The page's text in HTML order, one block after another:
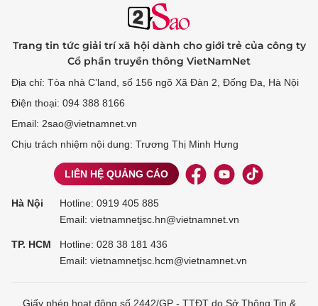
Trang tin tức giải trí xã hội dành cho giới trẻ của công ty
Cổ phần truyền thông VietNamNet
Địa chỉ: Tòa nhà C’land, số 156 ngõ Xã Đàn 2, Đống Đa, Hà Nội
Điện thoại: 094 388 8166
Email: 2sao@vietnamnet.vn
Chịu trách nhiệm nội dung: Trương Thị Minh Hưng
LIÊN HỆ QUẢNG CÁO
Hà Nội Hotline: 0919 405 885
Email: vietnamnetjsc.hn@vietnamnet.vn
TP. HCM Hotline: 028 38 181 436
Email: vietnamnetjsc.hcm@vietnamnet.vn
Giấy phép hoạt động số 2442/GP - TTĐT do Sở Thông Tin &